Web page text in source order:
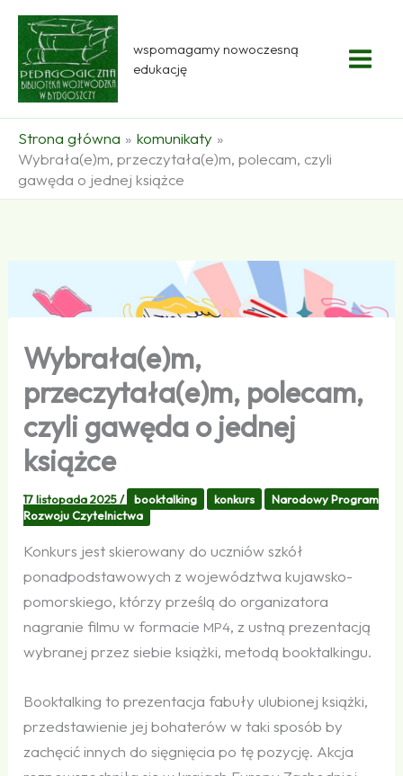
Przejdź
treści
wspomagamy nowoczesną
edukację
Strona główna
komunikaty
Wybrała(e)m, przeczytała(e)m, polecam, czyli
gawęda o jednej książce
Wybrała(e)m,
przeczytała(e)m, polecam,
czyli gawęda o jednej
książce
17 listopada 2025/ booktalking konkurs
Narodowy Program
Rozwoju Czytelnictwa
Konkurs jest skierowany do uczniów szkół
ponadpodstawowych z województwa kujawsko-
pomorskiego, którzy prześlą do organizatora
nagranie filmu w formacie MP4, z ustną prezentacją
wybranej przez siebie książki, metodą booktalkingu.
Booktalking to prezentacja fabuły ulubionej książki,
przedstawienie jej bohaterów w taki sposób by
zachęcić innych do sięgnięcia po tę pozycję. Akcja